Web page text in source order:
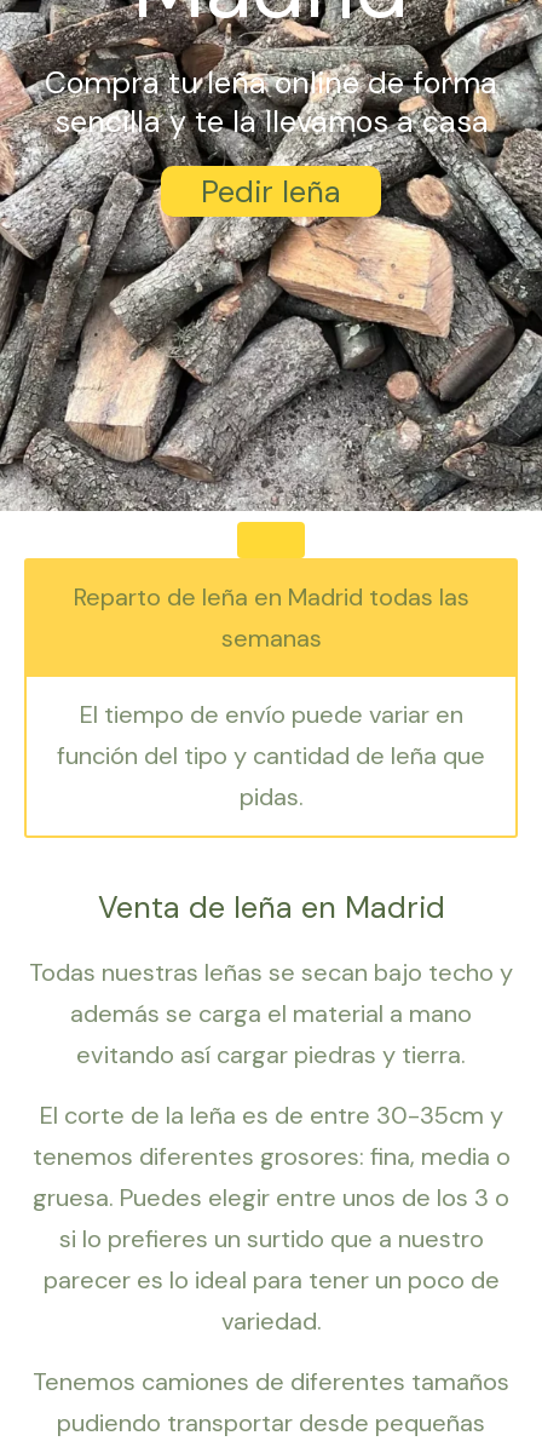
Compra tu leña online de forma
sencilla y te la llevamos a casa
Pedir leña
Reparto de leña en Madrid todas las
semanas
El tiempo de envío puede variar en
función del tipo y cantidad de leña que
pidas.
Venta de leña en Madrid
Todas nuestras leñas se secan bajo techo y
además se carga el material a mano
evitando así cargar piedras y tierra.
El corte de la leña es de entre 30-35cm y
tenemos diferentes grosores: fina, media o
gruesa. Puedes elegir entre unos de los 3 o
si lo prefieres un surtido que a nuestro
parecer es lo ideal para tener un poco de
variedad.
Tenemos camiones de diferentes tamaños
pudiendo transportar desde pequeñas